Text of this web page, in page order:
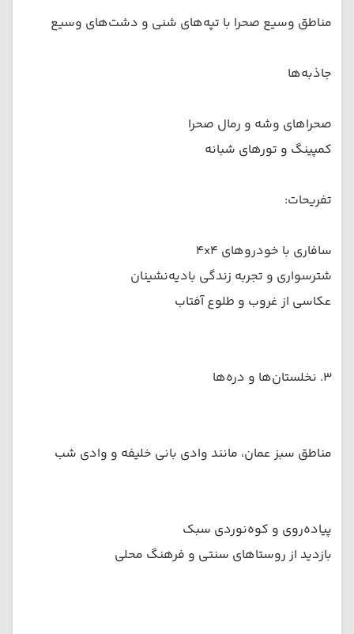
مناطق وسیع صحرا با تپه‌های شنی و دشت‌های وسیع
جاذبه‌ها
صحراهای وشه و رمال صحرا
کمپینگ و تورهای شبانه
تفریحات:
سافاری با خودروهای ۴x۴
شترسواری و تجربه زندگی بادیه‌نشینان
عکاسی از غروب و طلوع آفتاب
۳. نخلستان‌ها و دره‌ها
مناطق سبز عمان، مانند وادی بانی خلیفه و وادی شب
پیاده‌روی و کوه‌نوردی سبک
بازدید از روستاهای سنتی و فرهنگ محلی